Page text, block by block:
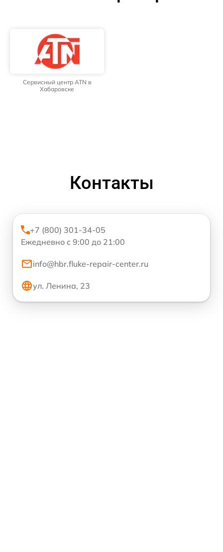
Сервисный центр ATN в
Хабаровске
Контакты
+7 (800) 301-34-05
Ежедневно с 9:00 до 21:00
info@hbr.fluke-repair-center.ru
ул. Ленина, 23